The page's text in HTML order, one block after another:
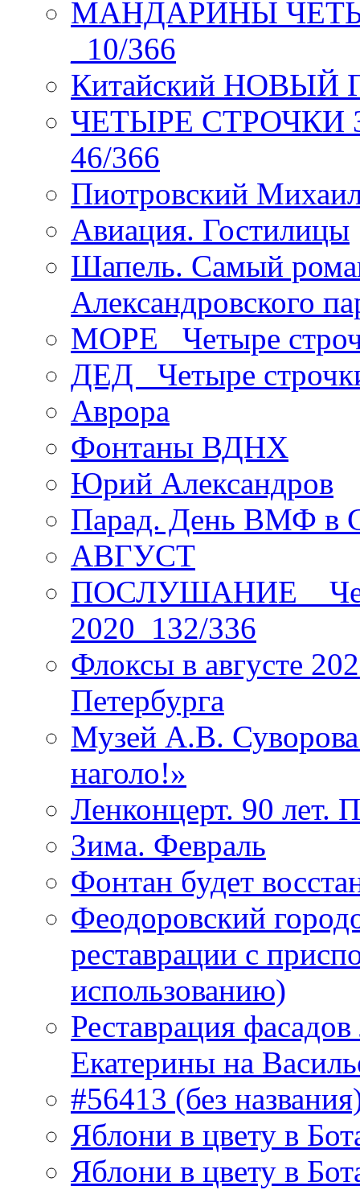
МАНДАРИНЫ
_10/366
Китайский НОВЫЙ
ЧЕТЫРЕ СТРОЧКИ
46/366
Пиотровский
Авиация. Гостилицы
Шапель. Самый
Александровского
МОРЕ _Четыре
ДЕД _Четыре
Аврора
Фонтаны ВДНХ
Юрий Александров
Парад. День ВМФ в
АВГУСТ
ПОСЛУШАНИЕ _
2020_132/336
Флоксы в августе
Петербурга
Музей А.В.
наголо!»
Ленконцерт. 90 лет.
Зима. Февраль
Фонтан будет
Феодоровский
реставрации с
использованию)
Реставрация
Екатерины на
#56413 (без
Яблони в цвету в
Яблони в цвету в